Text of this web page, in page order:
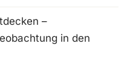
–
in den